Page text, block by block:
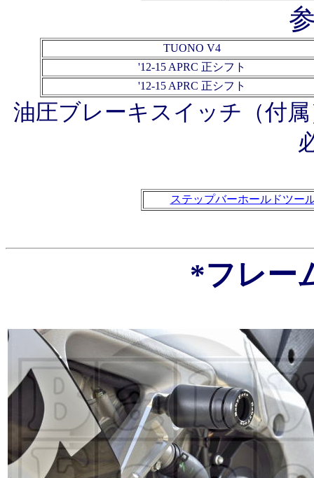
TUONO V4
'12-15 APRC 正シフト
'12-15 APRC 正シフト
油圧ブレーキスイッチ（付
ステップバーホールドツー
*フレー